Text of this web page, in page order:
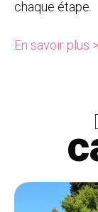
chaque étape.
En savoir plus